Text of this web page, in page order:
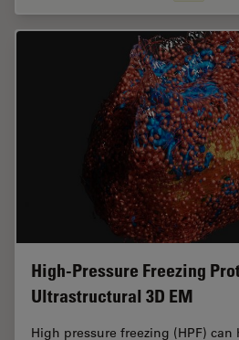
High-Pressure Freezing
Ultrastructural 3D EM
High pressure freezing (HPF) can